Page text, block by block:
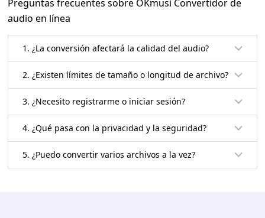
Preguntas frecuentes sobre OKmusi Convertidor de
audio en línea
1. ¿La conversión afectará la calidad del audio?
2. ¿Existen límites de tamaño o longitud de archivo?
3. ¿Necesito registrarme o iniciar sesión?
4. ¿Qué pasa con la privacidad y la seguridad?
5. ¿Puedo convertir varios archivos a la vez?